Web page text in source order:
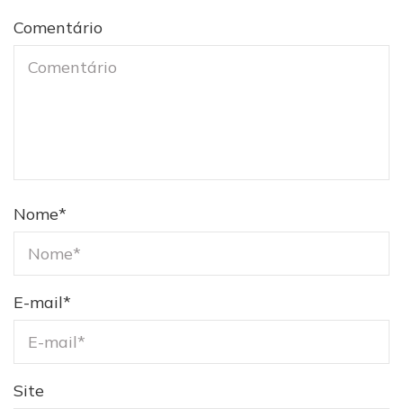
Comentário
Nome*
E-mail*
Site